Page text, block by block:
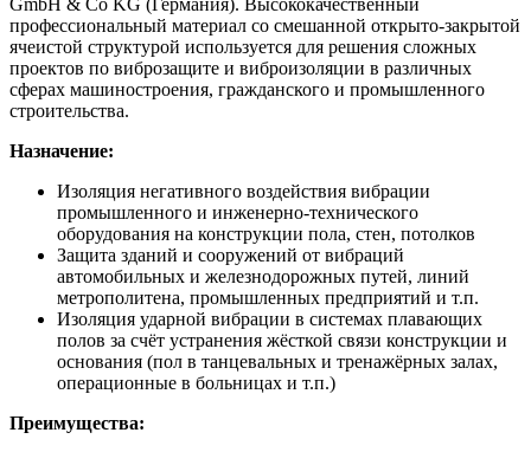
GmbH & Co KG (Германия). Высококачественный
профессиональный материал со смешанной открыто-закрытой
ячеистой структурой используется для решения сложных
проектов по виброзащите и виброизоляции в различных
сферах машиностроения, гражданского и промышленного
строительства.
Назначение:
Изоляция негативного воздействия вибрации
промышленного и инженерно-технического
оборудования на конструкции пола, стен, потолков
Защита зданий и сооружений от вибраций
автомобильных и железнодорожных путей, линий
метрополитена, промышленных предприятий и т.п.
Изоляция ударной вибрации в системах плавающих
полов за счёт устранения жёсткой связи конструкции и
основания (пол в танцевальных и тренажёрных залах,
операционные в больницах и т.п.)
Преимущества: